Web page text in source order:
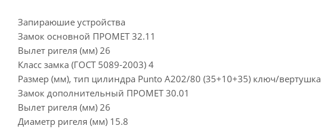
Запираюшие устройства
Замок основной ПРОМЕТ 32.11
Вылет ригеля (мм) 26
Класс замка (ГОСТ 5089-2003) 4
Размер (мм), тип цилиндра Punto A202/80 (35+10+35) ключ/вертушка
Замок дополнительный ПРОМЕТ 30.01
Вылет ригеля (мм) 26
Диаметр ригеля (мм) 15.8